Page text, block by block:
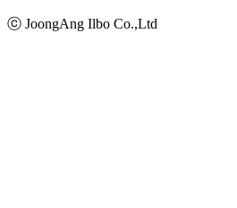
ⓒ JoongAng Ilbo Co.,Ltd